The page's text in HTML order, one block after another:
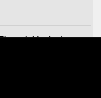
Inclusion
World